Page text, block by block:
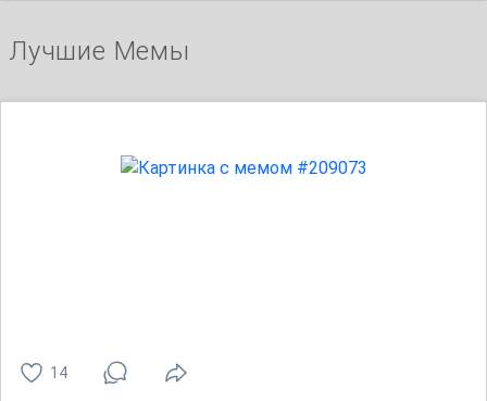
Лучшие Мемы
14